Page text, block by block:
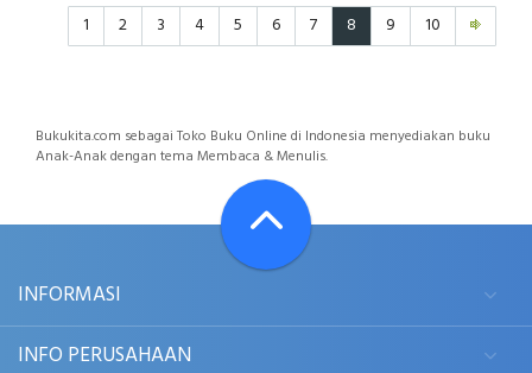
1 2 3 4 5 6 7 8 9 10
Bukukita.com sebagai Toko Buku Online di Indonesia menyediakan buku
Anak-Anak dengan tema Membaca & Menulis.
INFORMASI
INFO PERUSAHAAN